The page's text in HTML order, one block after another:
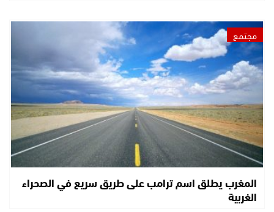
مجتمع
المغرب يطلق اسم ترامب على طريق سريع في الصحراء
الغربية